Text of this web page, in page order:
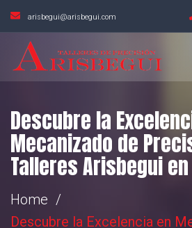
arisbegui@arisbegui.com
Descubre la
Mecanizado de
Talleres Arisbegui
Home
Descubre la Excelencia en